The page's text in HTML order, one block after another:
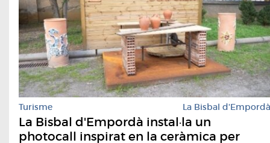
Turisme La Bisbal d'Empordà
La Bisbal d'Empordà instal·la un
photocall inspirat en la ceràmica per